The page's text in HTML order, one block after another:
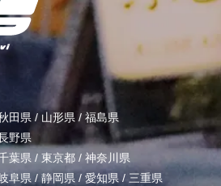
田県 / 山形県/ 福島県
野県
葉県 / 東京都 / 神奈川県
阜県 / 静岡県 / 愛知県 / 三重県